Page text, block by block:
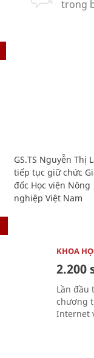
GS.TS Nguyễn Thị
tiếp tục giữ chức
đốc Học viện Nông
nghiệp Việt Nam
KHOA
2.200
Lần đầu
chương
Internet